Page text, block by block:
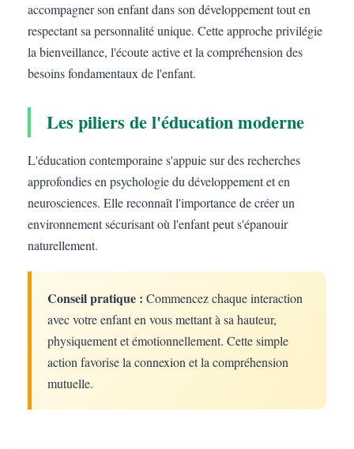
accompagner son enfant dans son développement tout en
respectant sa personnalité unique. Cette approche privilégie
la bienveillance, l'écoute active et la compréhension des
besoins fondamentaux de l'enfant.
Les piliers de l'éducation moderne
L'éducation contemporaine s'appuie sur des recherches
approfondies en psychologie du développement et en
neurosciences. Elle reconnaît l'importance de créer un
environnement sécurisant où l'enfant peut s'épanouir
naturellement.
Conseil pratique : Commencez chaque interaction
avec votre enfant en vous mettant à sa hauteur,
physiquement et émotionnellement. Cette simple
action favorise la connexion et la compréhension
mutuelle.